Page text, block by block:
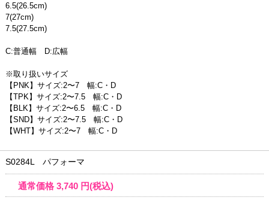
6.5(26.5cm)
7(27cm)
7.5(27.5cm)
C:普通幅 D:広幅
※取り扱いサイズ
【PNK】サイズ:2〜7 幅:C・D
【TPK】サイズ:2〜7.5 幅:C・D
【BLK】サイズ:2〜6.5 幅:C・D
【SND】サイズ:2〜7.5 幅:C・D
【WHT】サイズ:2〜7 幅:C・D
S0284L パフォーマ
通常価格 3,740円(税込)